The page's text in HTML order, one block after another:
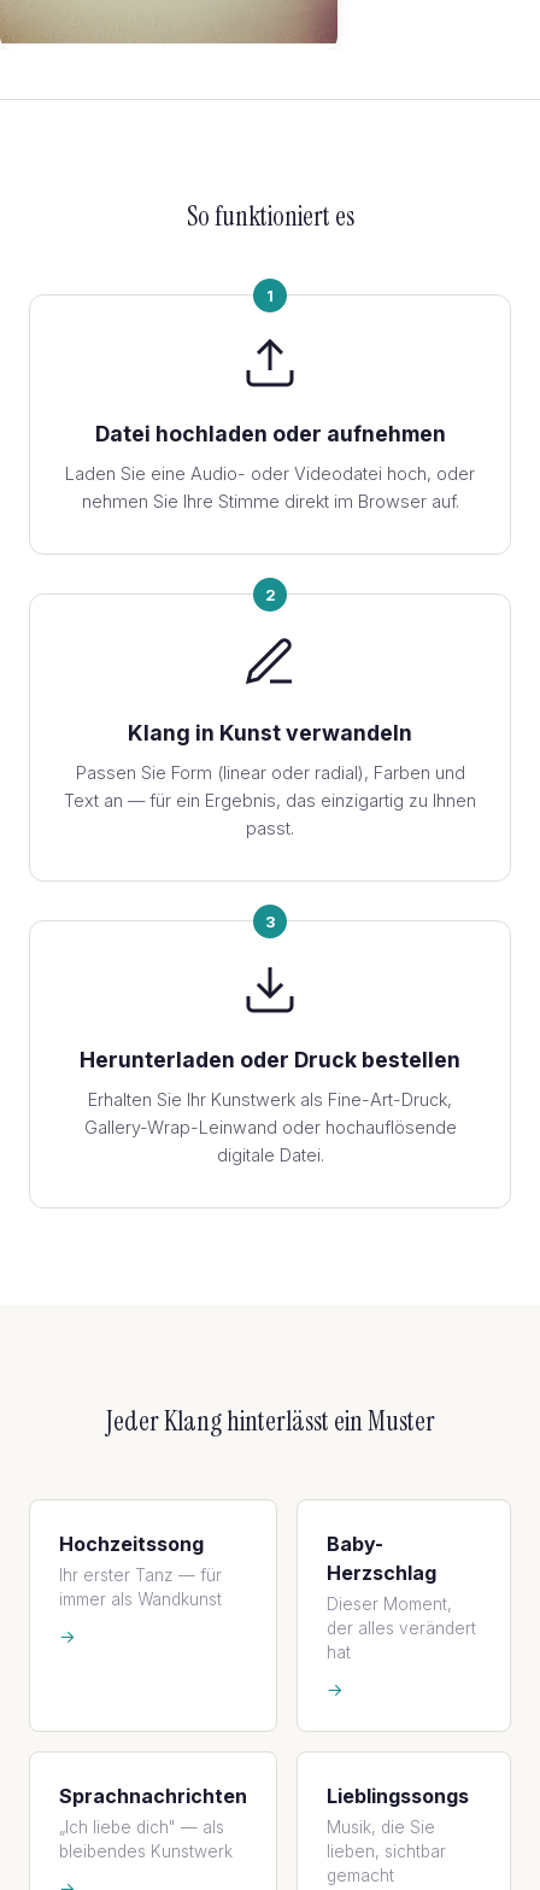
So funktioniert es
1
Datei hochladen oder aufnehmen
Laden Sie eine Audio- oder Videodatei hoch, oder
nehmen Sie Ihre Stimme direkt im Browser auf.
2
Klang in Kunst verwandeln
Passen Sie Form (linear oder radial), Farben und
Text an — für ein Ergebnis, das einzigartig zu Ihnen
passt.
3
Herunterladen oder Druck bestellen
Erhalten Sie Ihr Kunstwerk als Fine-Art-Druck,
Gallery-Wrap-Leinwand oder hochauflösende
digitale Datei.
Jeder Klang hinterlässt ein Muster
Hochzeitssong
Ihr erster Tanz — für
immer als Wandkunst
→
Baby-
Herzschlag
Dieser Moment,
der alles verändert
hat
→
Sprachnachrichten
„Ich liebe dich" — als
bleibendes Kunstwerk
Lieblingssongs
Musik, die Sie
lieben, sichtbar
gemacht